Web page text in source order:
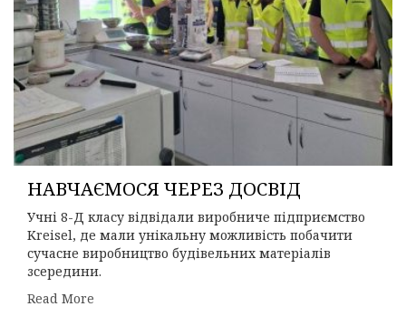
НАВЧАЄМОСЯ ЧЕРЕЗ ДОСВІД
Учні 8-Д класу відвідали виробниче підприємство
Kreisel, де мали унікальну можливість побачити
сучасне виробництво будівельних матеріалів
зсередини.
Read More